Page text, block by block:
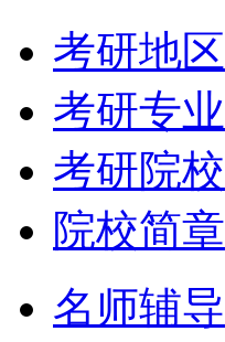
考研地区
考研专业
考研院校
院校简章
名师辅导